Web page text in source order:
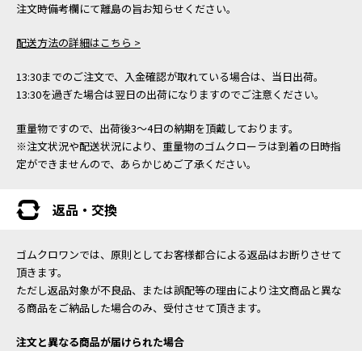
注文時備考欄にて離島の旨お知らせください。
配送方法の詳細はこちら >
13:30までのご注文で、入金確認が取れている場合は、当日出荷。
13:30を過ぎた場合は翌日の出荷になりますのでご注意ください。
重量物ですので、出荷後3～4日の納期を頂戴しております。
※注文状況や配送状況により、重量物のゴムクローラは到着の日時指
定ができませんので、あらかじめご了承ください。
返品・交換
ゴムクロワンでは、原則としてお客様都合による返品はお断りさせて
頂きます。
ただし返品対象が不良品、または誤配等の理由により注文商品と異な
る商品をご納品した場合のみ、受付させて頂きます。
注文と異なる商品が届けられた場合